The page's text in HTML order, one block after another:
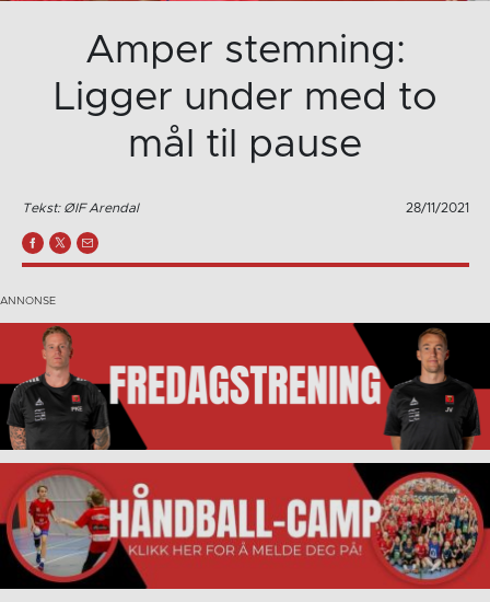
Amper stemning:
Ligger under med to
mål til pause
Tekst: ØIF Arendal 28/11/2021